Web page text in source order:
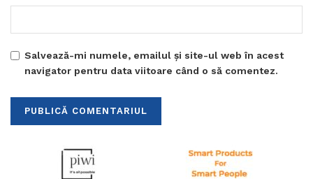
Salvează-mi numele, emailul și site-ul web în acest
navigator pentru data viitoare când o să comentez.